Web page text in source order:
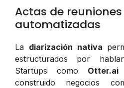
Actas de reuniones
automatizadas
La diarización nativa
estructurados por
Startups como Otter.ai
construido negocios